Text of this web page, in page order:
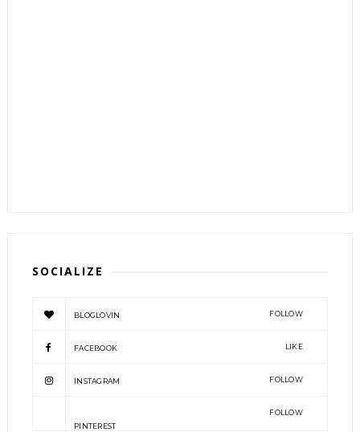
SOCIALIZE
BLOGLOVIN FOLLOW
FACEBOOK LIKE
INSTAGRAM FOLLOW
PINTEREST
FOLLOW